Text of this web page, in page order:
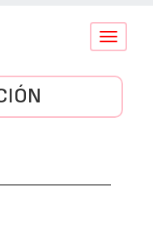
Conmutar